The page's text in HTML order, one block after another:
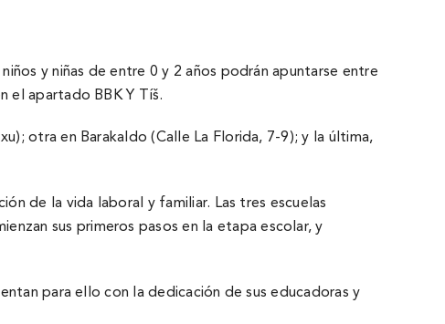
y niñas de entre 0 y 2 años podrán apuntarse entre
el apartado BBK Y Tíš.
otra en Barakaldo (Calle La Florida, 7-9); y la última,
de la vida laboral y familiar. Las tres escuelas
sus primeros pasos en la etapa escolar, y
para ello con la dedicación de sus educadoras y